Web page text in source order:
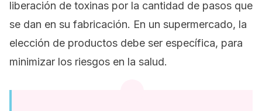
liberación de toxinas por la cantidad de pasos que
se dan en su fabricación. En un supermercado, la
elección de productos debe ser específica, para
minimizar los riesgos en la salud.